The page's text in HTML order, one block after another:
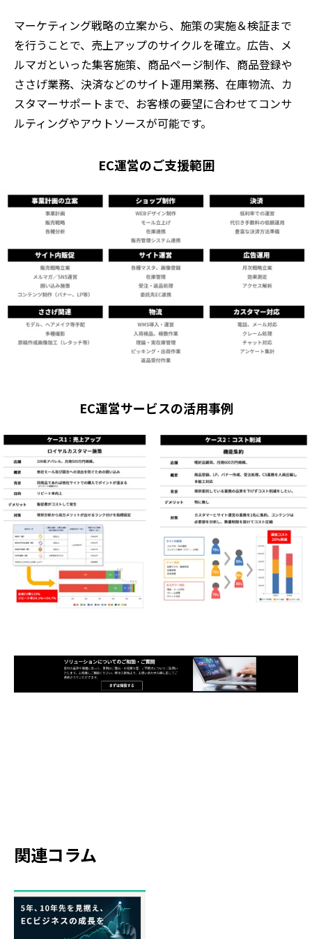
マーケティング戦略の立案から、施策の実施＆検証まで
を行うことで、売上アップのサイクルを確立。広告、メ
ルマガといった集客施策、商品ページ制作、商品登録や
ささげ業務、決済などのサイト運用業務、在庫物流、カ
スタマーサポートまで、お客様の要望に合わせてコンサ
ルティングやアウトソースが可能です。
EC運営のご支援範囲
EC運営サービスの活用事例
関連コラム